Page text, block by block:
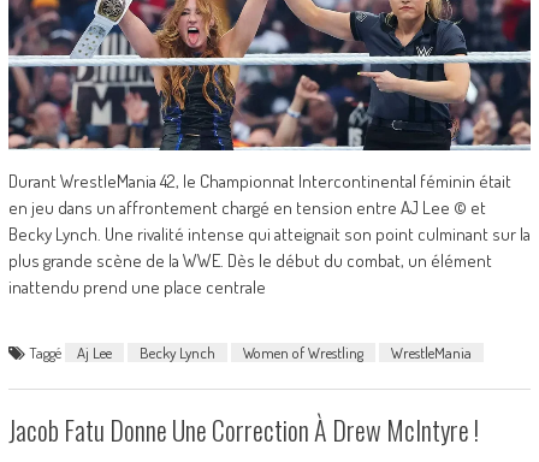
Durant WrestleMania 42, le Championnat Intercontinental féminin était
en jeu dans un affrontement chargé en tension entre AJ Lee © et
Becky Lynch. Une rivalité intense qui atteignait son point culminant sur la
plus grande scène de la WWE. Dès le début du combat, un élément
inattendu prend une place centrale
Taggé Aj Lee Becky Lynch Women of Wrestling WrestleMania
Jacob Fatu Donne Une Correction À Drew McIntyre !